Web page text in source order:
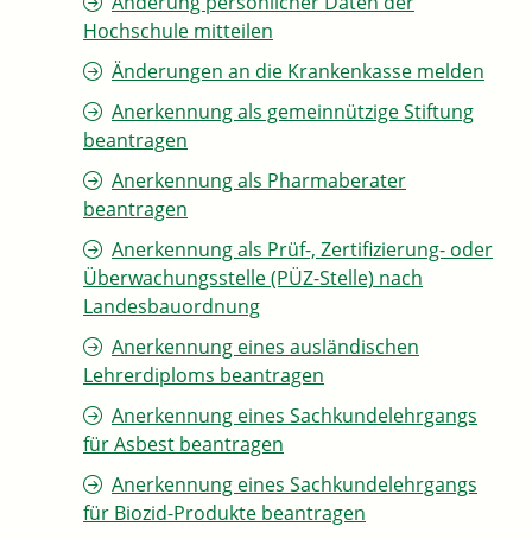
Hochschule mitteilen
Änderungen an die Krankenkasse melden
Anerkennung als gemeinnützige Stiftung
beantragen
Anerkennung als Pharmaberater
beantragen
Anerkennung als Prüf-, Zertifizierung- oder
Überwachungsstelle (PÜZ-Stelle) nach
Landesbauordnung
Anerkennung eines ausländischen
Lehrerdiploms beantragen
Anerkennung eines Sachkundelehrgangs
für Asbest beantragen
Anerkennung eines Sachkundelehrgangs
für Biozid-Produkte beantragen